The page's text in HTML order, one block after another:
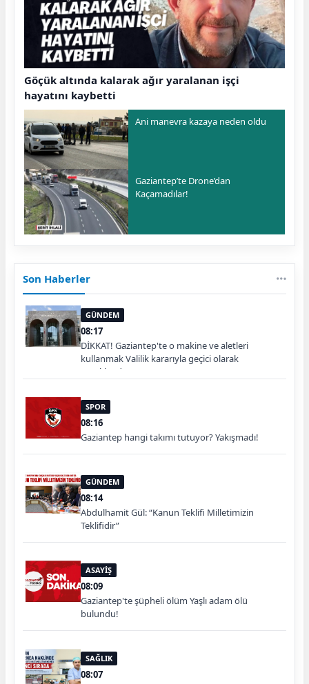
Göçük altında kalarak ağır yaralanan işçi
hayatını kaybetti
Ani manevra kazaya neden oldu
Gaziantep’te Drone’dan
Kaçamadılar!
Son Haberler
GÜNDEM
08:17
DİKKAT! Gaziantep'te o makine ve aletleri
kullanmak Valilik kararıyla geçici olarak
yasaklandı
SPOR
08:16
Gaziantep hangi takımı tutuyor? Yakışmadı!
GÜNDEM
08:14
Abdulhamit Gül: “Kanun Teklifi Milletimizin
Teklifidir”
ASAYİŞ
08:09
Gaziantep'te şüpheli ölüm Yaşlı adam ölü
bulundu!
SAĞLIK
08:07